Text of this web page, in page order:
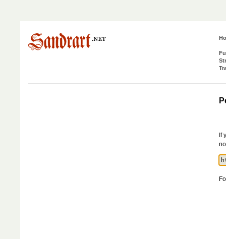
If